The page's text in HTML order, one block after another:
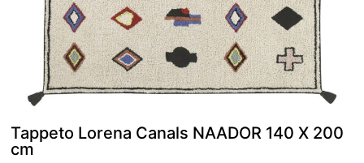
Tappeto Lorena Canals NAADOR 140 X 200
cm